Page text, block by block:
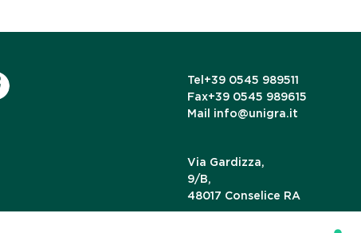
Tel +39 0545 989511
Fax+39 0545 989615
Mail info@unigra.it
Via Gardizza,
9/B,
48017 Conselice RA